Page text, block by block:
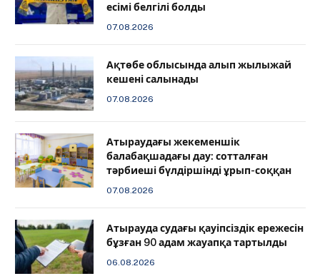
есімі белгілі болды
07.08.2026
Ақтөбе облысында алып жылыжай
кешені салынады
07.08.2026
Атыраудағы жекеменшік
балабақшадағы дау: сотталған
тәрбиеші бүлдіршінді ұрып-соққан
07.08.2026
Атырауда судағы қауіпсіздік ережесін
бұзған 90 адам жауапқа тартылды
06.08.2026